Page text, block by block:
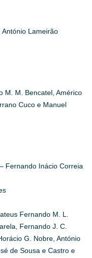
Lameirão
M. M. Bencatel, Américo
Cuco e Manuel
Fernando Inácio Correia
Fernando M. L.
Fernando J. C.
G. Nobre, António
de Sousa e Castro e